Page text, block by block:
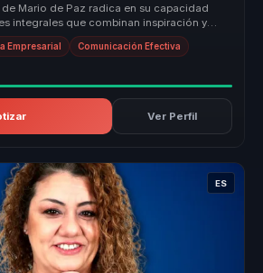
Mario de Paz radica en su capacidad
integrales que combinan inspiración y
Empresarial Comunicación Efectiva
Ver Perfil
ES